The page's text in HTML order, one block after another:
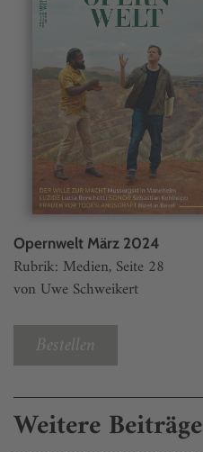
Opernwelt März 2024
Rubrik: Medien, Seite 28
von Uwe Schweikert
Bestellen
Weitere Beiträge